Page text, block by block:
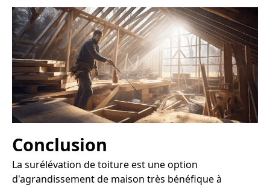
Conclusion
La surélévation de toiture est une option
d'agrandissement de maison très bénéfique à